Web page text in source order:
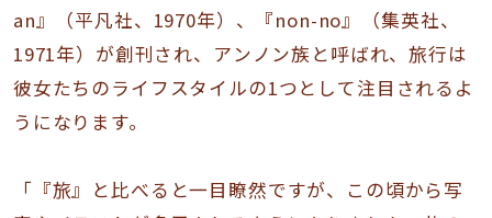
an』（平凡社、1970年）、『non-no』（集英社、
1971年）が創刊され、アンノン族と呼ばれ、旅行は
彼女たちのライフスタイルの1つとして注目されるよ
うになります。
「『旅』と比べると一目瞭然ですが、この頃から写